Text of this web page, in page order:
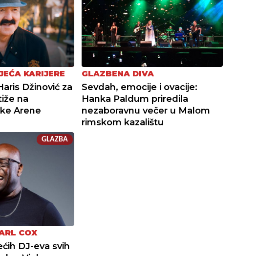
KARIJERE
Džinović za
na
Arene
GLAZBENA DIVA
Sevdah, emocije i ovacije:
Hanka Paldum priredila
nezaboravnu večer u Malom
rimskom kazalištu
GLAZBA
COX
DJ-eva svih